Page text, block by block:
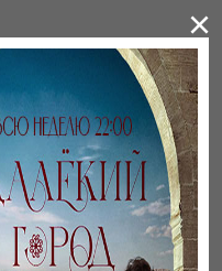
ли закон о запрете?
×